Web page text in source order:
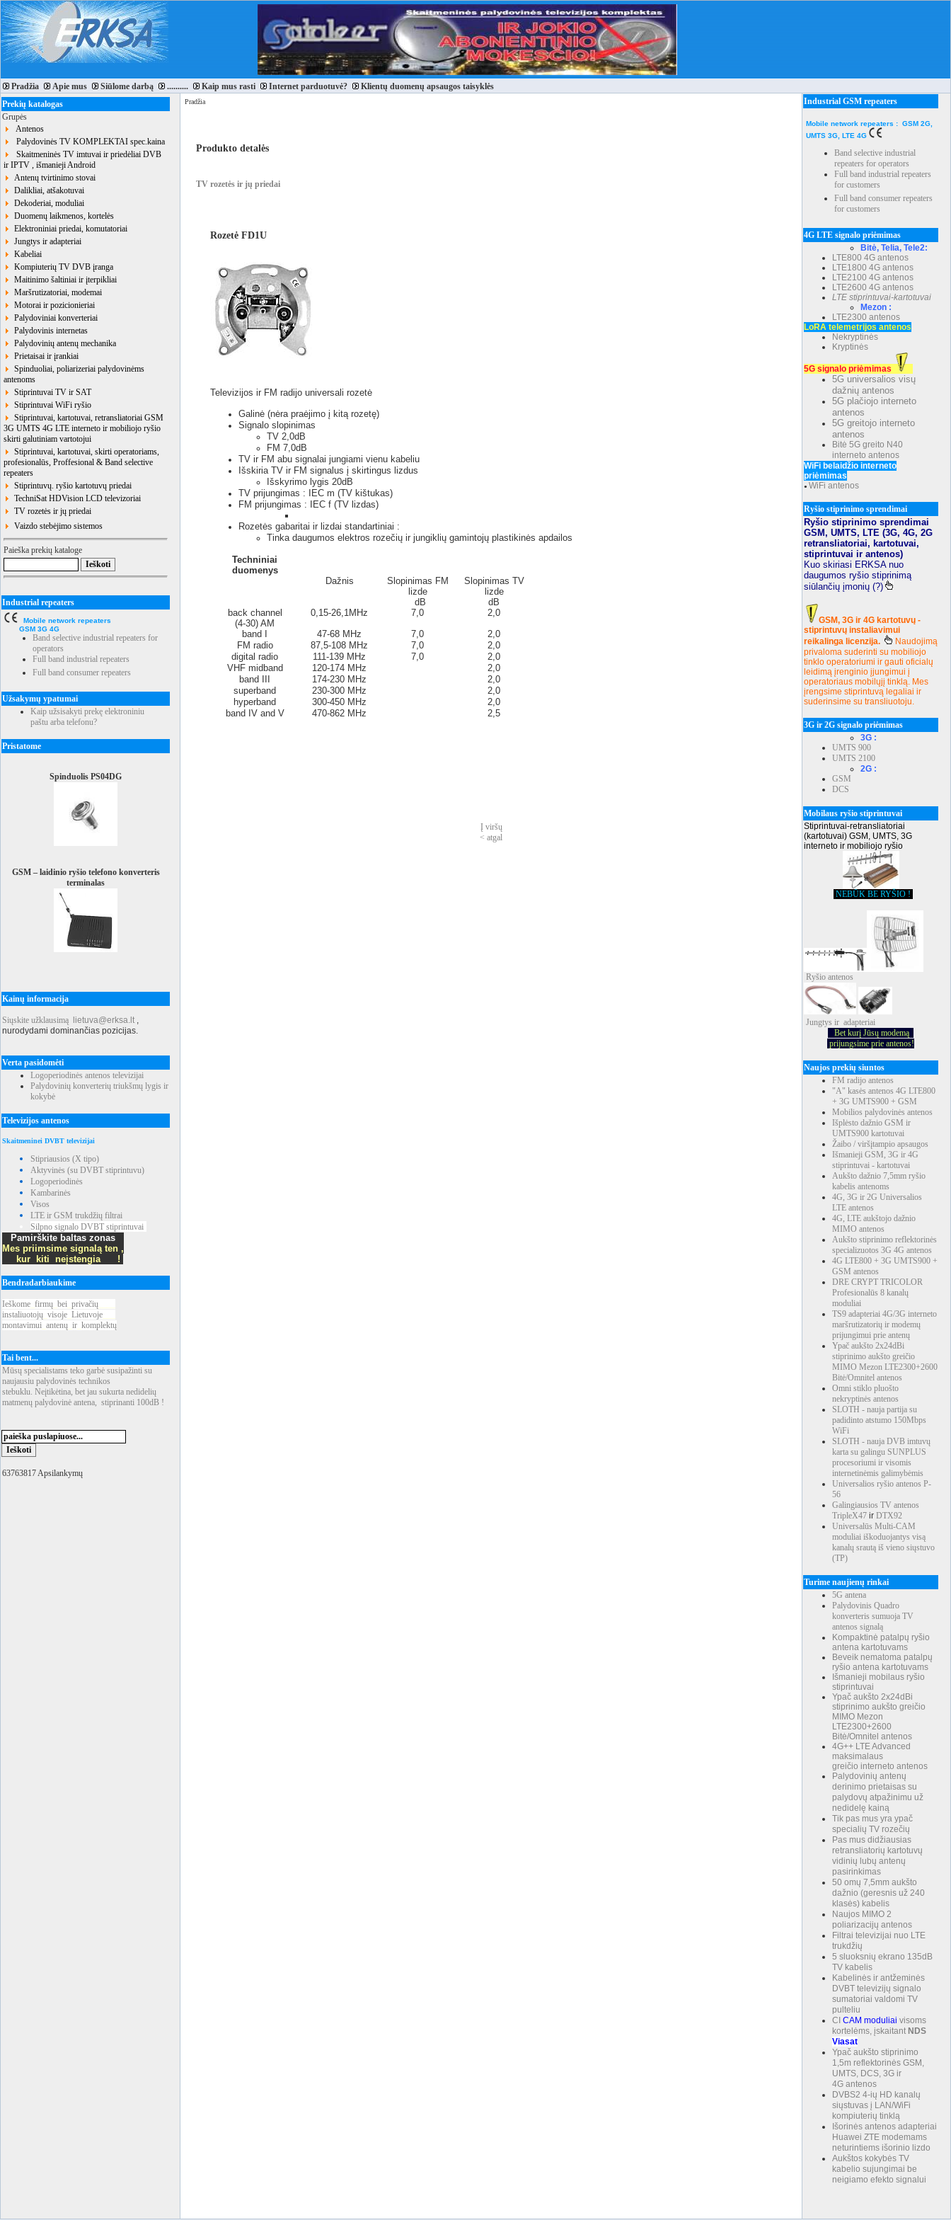
Pradžia Apie mus Siūlome darbą .......... Kaip mus rasti Internet parduotuvė?
Klientų duomenų apsaugos taisyklės
Prekių katalogas
Grupės
Antenos
Palydovinės TV KOMPLEKTAI spec.kaina
Skaitmeninės TV imtuvai ir priedėliai DVB
ir IPTV , išmanieji Android
Antenų tvirtinimo stovai
Dalikliai, atšakotuvai
Dekoderiai, moduliai
Duomenų laikmenos, kortelės
Elektroniniai priedai, komutatoriai
Jungtys ir adapteriai
Kabeliai
Kompiuterių TV DVB įranga
Maitinimo šaltiniai ir įterpikliai
Maršrutizatoriai, modemai
Motorai ir pozicionieriai
Palydoviniai konverteriai
Palydovinis internetas
Palydovinių antenų mechanika
Prietaisai ir įrankiai
Spinduoliai, poliarizeriai palydovinėms
antenoms
Stiprintuvai TV ir SAT
Stiprintuvai WiFi ryšio
Stiprintuvai, kartotuvai, retransliatoriai GSM
3G UMTS 4G LTE interneto ir mobiliojo ryšio
skirti galutiniam vartotojui
Stiprintuvai, kartotuvai, skirti operatoriams,
profesionalūs, Proffesional & Band selective
repeaters
Stiprintuvų. ryšio kartotuvų priedai
TechniSat HDVision LCD televizoriai
TV rozetės ir jų priedai
Vaizdo stebėjimo sistemos
Paieška prekių kataloge
Industrial repeaters
Mobile network repeaters
GSM 3G 4G
Band selective industrial repeaters for
operators
Full band industrial repeaters
Full band consumer repeaters
Užsakymų ypatumai
Kaip užsisakyti prekę elektroniniu
paštu arba telefonu?
Pristatome
Spinduolis PS04DG
GSM – laidinio ryšio telefono konverteris
terminalas
Kainų informacija
Siųskite užklausimą lietuva@erksa.lt ,
nurodydami dominančias pozicijas.
Verta pasidomėti
Logoperiodinės antenos televizijai
Palydovinių konverterių triukšmų lygis ir
kokybė
Televizijos antenos
Skaitmeninei DVBT televizijai
Stipriausios (X tipo)
Aktyvinės (su DVBT stiprintuvu)
Logoperiodinės
Kambarinės
Visos
LTE ir GSM trukdžių filtrai
Silpno signalo DVBT stiprintuvai
Pamirškite baltas zonas
Mes priimsime signalą ten ,
kur kiti neįstengia !
Bendradarbiaukime
Ieškome firmų bei privačių
instaliuotojų visoje Lietuvoje
montavimui antenų ir komplektų
Tai bent...
Mūsų specialistams teko garbė susipažinti su
naujausiu palydovinės technikos
stebuklu. Neįtikėtina, bet jau sukurta nedidelių
matmenų palydovinė antena, stiprinanti 100dB !
63763817 Apsilankymų
Pradžia
Produkto detalės
TV rozetės ir jų priedai
Rozetė FD1U
Televizijos ir FM radijo universali rozetė
Galinė (nėra praėjimo į kitą rozetę)
Signalo slopinimas
TV 2,0dB
FM 7,0dB
TV ir FM abu signalai jungiami vienu kabeliu
Išskiria TV ir FM signalus į skirtingus lizdus
Išskyrimo lygis 20dB
TV prijungimas : IEC m (TV kištukas)
FM prijungimas : IEC f (TV lizdas)
Rozetės gabaritai ir lizdai standartiniai :
Tinka daugumos elektros rozečių ir jungiklių gamintojų plastikinės apdailos
Techniniai
duomenys
Dažnis
Slopinimas FM
lizde
dB
Slopinimas TV
lizde
dB
back channel
(4-30) AM
0,15-26,1MHz 7,0
2,0
band I
47-68 MHz 7,0
2,0
FM radio
87,5-108 MHz 7,0
2,0
digital radio
111-139 MHz 7,0
2,0
VHF midband
120-174 MHz
2,0
band III
174-230 MHz
2,0
superband
230-300 MHz
2,0
hyperband
300-450 MHz
2,0
band IV and V
470-862 MHz 2,5
Į viršų
< atgal
Industrial GSM repeaters
Mobile network repeaters : GSM 2G,
UMTS 3G, LTE 4G
Band selective industrial
repeaters for operators
Full band industrial repeaters
for customers
Full band consumer repeaters
for customers
4G LTE signalo priėmimas
Bitė, Telia, Tele2:
LTE800 4G antenos
LTE1800 4G antenos
LTE2100 4G antenos
LTE2600 4G antenos
LTE stiprintuvai-kartotuvai
Mezon :
LTE2300 antenos
LoRA telemetrijos antenos
Nekryptinės
Kryptinės
5G signalo priėmimas
5G universalios visų
dažnių antenos
5G plačiojo interneto
antenos
5G greitojo interneto
antenos
Bitė 5G greito N40
interneto antenos
WiFi belaidžio interneto
priėmimas
● WiFi antenos
Ryšio stiprinimo sprendimai
Ryšio stiprinimo sprendimai
GSM, UMTS, LTE (3G, 4G, 2G
retransliatoriai, kartotuvai,
stiprintuvai ir antenos)
Kuo skiriasi ERKSA nuo
daugumos ryšio stiprinimą
siūlančių įmonių (?)
GSM, 3G ir 4G kartotuvų -
stiprintuvų instaliavimui
reikalinga licenzija.
Naudojimą
privaloma suderinti su mobiliojo
tinklo operatoriumi ir gauti oficialų
leidimą įrenginio įjungimui į
operatoriaus mobilųjį tinklą. Mes
įrengsime stiprintuvą legaliai ir
suderinsime su transliuotoju.
3G ir 2G signalo priėmimas
3G :
UMTS 900
UMTS 2100
2G :
GSM
DCS
Mobilaus ryšio stiprintuvai
Stiprintuvai-retransliatoriai
(kartotuvai) GSM, UMTS, 3G
interneto ir mobiliojo ryšio
NEBŪK BE RYŠIO !
Ryšio antenos
Jungtys ir adapteriai
Bet kurį Jūsų modemą
prijungsime prie antenos!
Naujos prekių siuntos
FM radijo antenos
"A" kasės antenos 4G LTE800
+ 3G UMTS900 + GSM
Mobilios palydovinės antenos
Išplėsto dažnio GSM ir
UMTS900 kartotuvai
Žaibo / viršįtampio apsaugos
Išmanieji GSM, 3G ir 4G
stiprintuvai - kartotuvai
Aukšto dažnio 7,5mm ryšio
kabelis antenoms
4G, 3G ir 2G Universalios
LTE antenos
4G, LTE aukštojo dažnio
MIMO antenos
Aukšto stiprinimo reflektorinės
specializuotos 3G 4G antenos
4G LTE800 + 3G UMTS900 +
GSM antenos
DRE CRYPT TRICOLOR
Profesionalūs 8 kanalų
moduliai
TS9 adapteriai 4G/3G interneto
maršrutizatorių ir modemų
prijungimui prie antenų
Ypač aukšto 2x24dBi
stiprinimo aukšto greičio
MIMO Mezon LTE2300+2600
Bitė/Omnitel antenos
Omni stiklo pluošto
nekryptinės antenos
SLOTH - nauja partija su
padidinto atstumo 150Mbps
WiFi
SLOTH - nauja DVB imtuvų
karta su galingu SUNPLUS
procesoriumi ir visomis
internetinėmis galimybėmis
Universalios ryšio antenos P-
56
Galingiausios TV antenos
TripleX47 ir DTX92
Universalūs Multi-CAM
moduliai iškoduojantys visą
kanalų srautą iš vieno siųstuvo
(TP)
Turime naujienų rinkai
5G antena
Palydovinis Quadro
konverteris sumuoja TV
antenos signalą
Kompaktinė patalpų ryšio
antena kartotuvams
Beveik nematoma patalpų
ryšio antena kartotuvams
Išmanieji mobilaus ryšio
stiprintuvai
Ypač aukšto 2x24dBi
stiprinimo aukšto greičio
MIMO Mezon
LTE2300+2600
Bitė/Omnitel antenos
4G++ LTE Advanced
maksimalaus
greičio interneto antenos
Palydovinių antenų
derinimo prietaisas su
palydovų atpažinimu už
nedidelę kainą
Tik pas mus yra ypač
specialių TV rozečių
Pas mus didžiausias
retransliatorių kartotuvų
vidinių lubų antenų
pasirinkimas
50 omų 7,5mm aukšto
dažnio (geresnis už 240
klasės) kabelis
Naujos MIMO 2
poliarizacijų antenos
Filtrai televizijai nuo LTE
trukdžių
5 sluoksnių ekrano 135dB
TV kabelis
Kabelinės ir antžeminės
DVBT televizijų signalo
sumatoriai valdomi TV
pulteliu
CI CAM moduliai visoms
kortelėms, įskaitant NDS
Viasat
Ypač aukšto stiprinimo
1,5m reflektorinės GSM,
UMTS, DCS, 3G ir
4G antenos
DVBS2 4-ių HD kanalų
siųstuvas į LAN/WiFi
kompiuterių tinklą
Išorinės antenos adapteriai
Huawei ZTE modemams
neturintiems išorinio lizdo
Aukštos kokybės TV
kabelio sujungimai be
neigiamo efekto signalui